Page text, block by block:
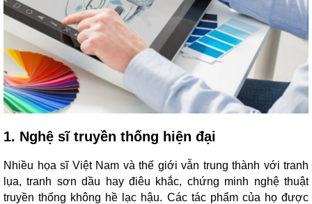
1. Nghệ sĩ truyền thống hiện đại
Nhiều họa sĩ Việt Nam và thế giới vẫn trung thành với tranh
lụa, tranh sơn dầu hay điêu khắc, chứng minh nghệ thuật
truyền thống không hề lạc hậu. Các tác phẩm của họ được